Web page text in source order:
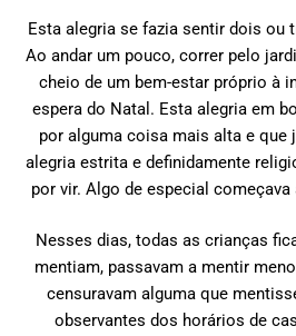
Esta alegria se fazia sentir dois ou
Ao andar um pouco, correr pelo
cheio de um bem-estar próprio à
espera do Natal. Esta alegria em
por alguma coisa mais alta e que
alegria estrita e definidamente
por vir. Algo de especial
Nesses dias, todas as crianças
mentiam, passavam a mentir
censuravam alguma que
observantes dos horários de